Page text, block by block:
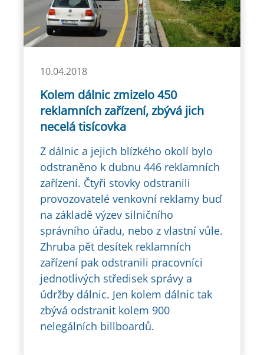
10.04.2018
Kolem dálnic zmizelo 450
reklamních zařízení, zbývá jich
necelá tisícovka
Z dálnic a jejich blízkého okolí bylo
odstraněno k dubnu 446 reklamních
zařízení. Čtyři stovky odstranili
provozovatelé venkovní reklamy buď
na základě výzev silničního
správního úřadu, nebo z vlastní vůle.
Zhruba pět desítek reklamních
zařízení pak odstranili pracovníci
jednotlivých středisek správy a
údržby dálnic. Jen kolem dálnic tak
zbývá odstranit kolem 900
nelegálních billboardů.